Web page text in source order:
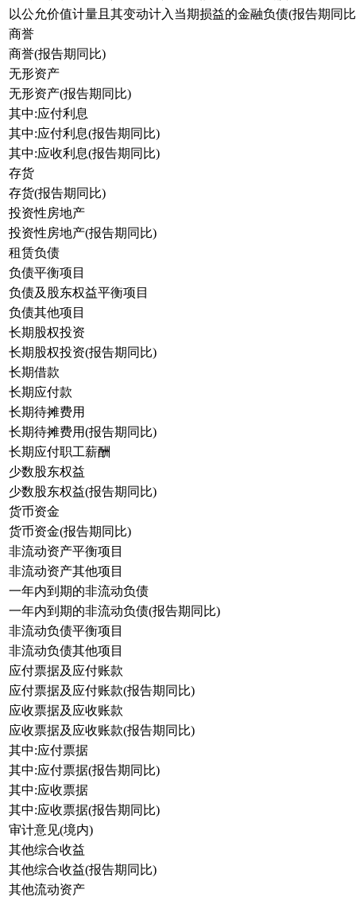
以公允价值计量且其变动计入当期损益的金融负债(报告期同
商誉
商誉(报告期同比)
无形资产
无形资产(报告期同比)
其中:应付利息
其中:应付利息(报告期同比)
其中:应收利息(报告期同比)
存货
存货(报告期同比)
投资性房地产
投资性房地产(报告期同比)
租赁负债
负债平衡项目
负债及股东权益平衡项目
负债其他项目
长期股权投资
长期股权投资(报告期同比)
长期借款
长期应付款
长期待摊费用
长期待摊费用(报告期同比)
长期应付职工薪酬
少数股东权益
少数股东权益(报告期同比)
货币资金
货币资金(报告期同比)
非流动资产平衡项目
非流动资产其他项目
一年内到期的非流动负债
一年内到期的非流动负债(报告期同比)
非流动负债平衡项目
非流动负债其他项目
应付票据及应付账款
应付票据及应付账款(报告期同比)
应收票据及应收账款
应收票据及应收账款(报告期同比)
其中:应付票据
其中:应付票据(报告期同比)
其中:应收票据
其中:应收票据(报告期同比)
审计意见(境内)
其他综合收益
其他综合收益(报告期同比)
其他流动资产